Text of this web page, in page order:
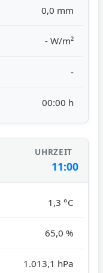
0,0 mm
- W/m²
-
00:00 h
11:00
1,3 °C
65,0 %
1.013,1 hPa